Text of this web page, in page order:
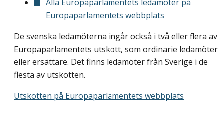
Alla Europaparlamentets ledamöter på
Europaparlamentets webbplats
De svenska ledamöterna ingår också i två eller flera av
Europaparlamentets utskott, som ordinarie ledamöter
eller ersättare. Det finns ledamöter från Sverige i de
flesta av utskotten.
Utskotten på Europaparlamentets webbplats